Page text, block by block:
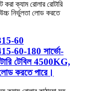
60
60-180 সার্ভো-
টেবিল 4500KG,
করতে পারে।